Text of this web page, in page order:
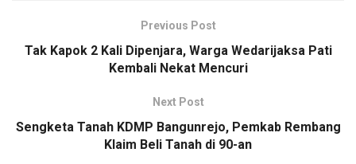
Previous Post
Tak Kapok 2 Kali Dipenjara, Warga Wedarijaksa Pati
Kembali Nekat Mencuri
Next Post
Sengketa Tanah KDMP Bangunrejo, Pemkab Rembang
Klaim Beli Tanah di 90-an